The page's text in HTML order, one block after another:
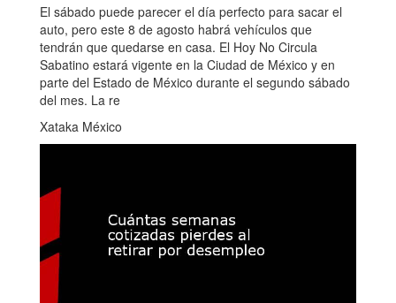
El sábado puede parecer el día perfecto para sacar el
auto, pero este 8 de agosto habrá vehículos que
tendrán que quedarse en casa. El Hoy No Circula
Sabatino estará vigente en la Ciudad de México y en
parte del Estado de México durante el segundo sábado
del mes. La re
Xataka México